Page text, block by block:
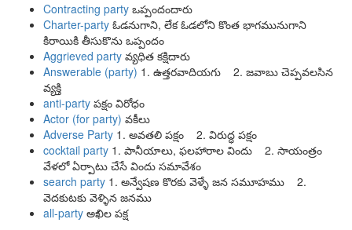
Contracting party ఒప్పందందారు
Charter-party ఓడనుగాని, లేక ఓడలోని కొంత భాగమునుగాని
కిరాయికి తీసుకొను ఒప్పందం
Aggrieved party వ్యధిత కక్షిదారు
Answerable (party) 1. ఉత్తరవాదియగు 2. జవాబు చెప్పవలసిన
వ్యక్తి
anti-party పక్షం విరోధం
Actor (for party) వకీలు
Adverse Party 1. అవతలి పక్షం 2. విరుద్ధ పక్షం
cocktail party 1. పానీయాలు, ఫలహారాల విందు 2. సాయంత్రం
వేళలో ఏర్పాటు చేసే విందు సమావేశం
search party 1. అన్వేషణ కొరకు వెళ్ళే జన సమూహము 2.
వెదకుటకు వెళ్ళిన జనము
all-party అఖిల పక్ష